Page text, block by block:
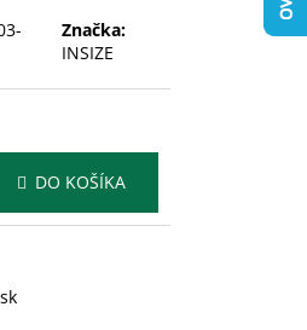
Značka:
INSIZE
DO KOŠÍKA